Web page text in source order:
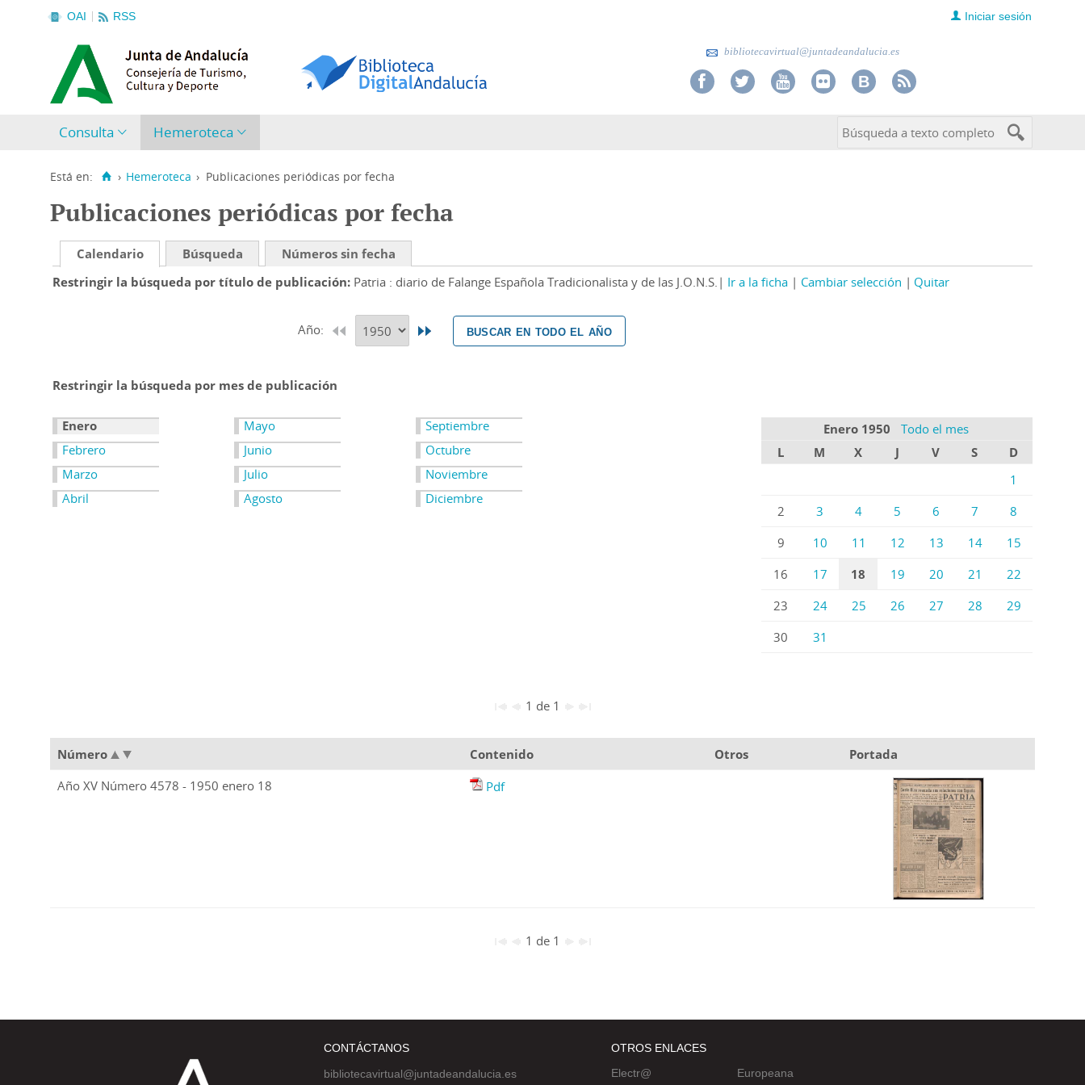
OAI RSS Iniciar sesión
bibliotecavirtual@juntadeandalucia.es
Consulta Hemeroteca
Está en: › Hemeroteca › Publicaciones periódicas por fecha
Publicaciones periódicas por fecha
Calendario Búsqueda
Números sin fecha
Restringir la búsqueda por título de publicación Patria : diario de Falange Española Tradicionalista y de las J.O.N.S. Ir a la ficha Cambiar selección Quitar
Año: buscar en todo el año
Restringir la búsqueda por mes de publicación
Enero
Febrero
Marzo
Abril
Mayo
Junio
Julio
Agosto
Septiembre
Octubre
Noviembre
Diciembre
Enero 1950
Todo el mes
L
M X J V S
D
1
2
3 4 5 6 7
8
9
10 11 12 13 14
15
16
17 18 19 20 21
22
23
24 25 26 27 28
29
30
31
1 de 1
Número Contenido Otros
Portada
Año XV Número 4578 - 1950 enero 18
Pdf
1 de 1
CONTÁCTANOS
bibliotecavirtual@juntadeandalucia.es
OTROS ENLACES
Electr@
Europeana